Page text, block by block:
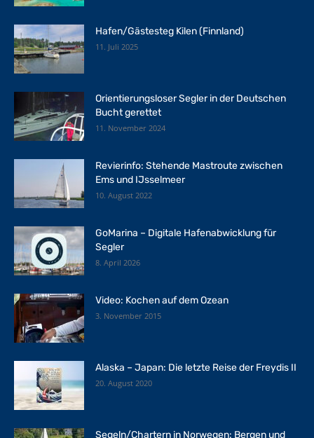
Hafen/Gästesteg Kilen (Finnland)
11. Juli 2025
Orientierungsloser Segler in der Deutschen
Bucht gerettet
11. November 2024
Revierinfo: Stehende Mastroute zwischen
Ems und IJsselmeer
10. August 2022
GoMarina – Digitale Hafenabwicklung für
Segler
8. April 2026
Video: Kochen auf dem Ozean
3. November 2015
Alaska – Japan: Die letzte Reise der Freydis II
20. August 2020
Segeln/Chartern in Norwegen: Bergen und